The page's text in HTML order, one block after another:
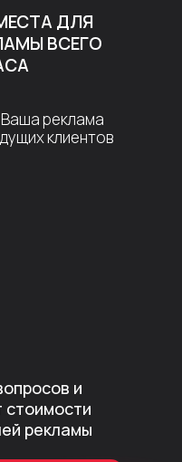
ДЛЯ
ВСЕГО
реклама
клиентов
и
стоимости
рекламы